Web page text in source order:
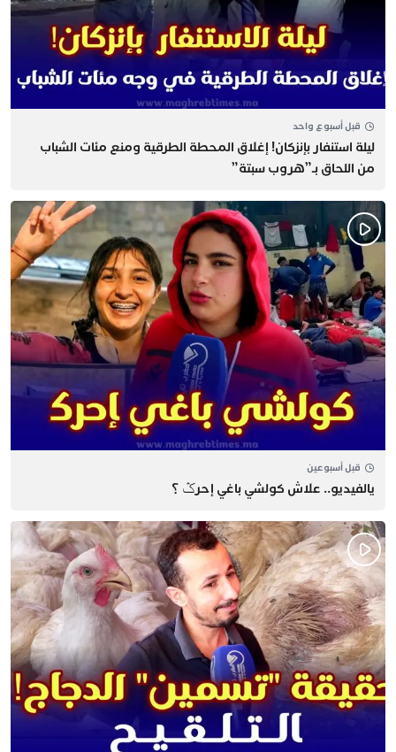
قبل أسبوع واحد
​ليلة استنفار بإنزكان! إغلاق المحطة الطرقية ومنع مئات الشباب
من اللحاق بـ”هروب سبتة”
قبل أسبوعين
يالفيديو.. علاش كولشي باغي إحرݣ ؟